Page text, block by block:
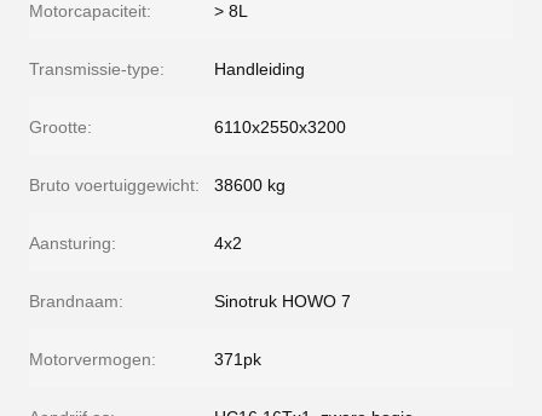
Motorcapaciteit: > 8L
Transmissie-type: Handleiding
Grootte: 6110x2550x3200
Bruto voertuiggewicht: 38600 kg
Aansturing: 4x2
Brandnaam: Sinotruk HOWO 7
Motorvermogen: 371pk